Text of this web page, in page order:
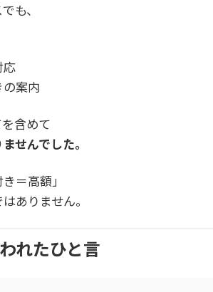
も、
応
の案内
含めて
せんでした。
＝高額」
ありません。
れたひと言